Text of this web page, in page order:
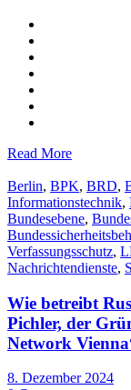
Read More
Berlin, BPK, BRD,
Informationstechnik,
Bundesebene,
Verfassungsschutz,
Nachrichtendienste,
Wie betreibt
Pichler, der
Network
8. Dezember 2024